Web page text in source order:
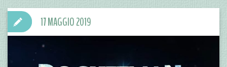
17 MAGGIO 2019